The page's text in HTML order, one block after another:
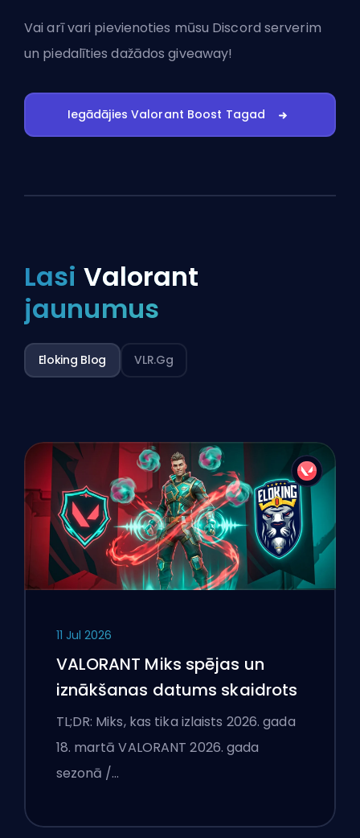
Vai arī vari pievienoties mūsu Discord serverim
un piedalīties dažādos giveaway!
Iegādājies Valorant Boost Tagad
Lasi Valorant
jaunumus
Eloking Blog VLR.gg
11 Jul 2026
VALORANT Miks spējas un
iznākšanas datums skaidrots
TL;DR: Miks, kas tika izlaists 2026. gada
18. martā VALORANT 2026. gada
sezonā /…